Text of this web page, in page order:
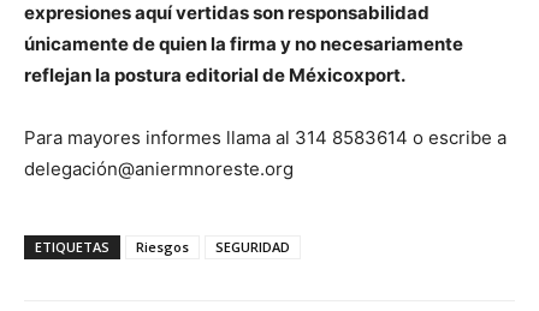
expresiones aquí vertidas son responsabilidad
únicamente de quien la firma y no necesariamente
reflejan la postura editorial de Méxicoxport.
Para mayores informes llama al 314 8583614 o escribe a
delegación@aniermnoreste.org
ETIQUETAS Riesgos SEGURIDAD